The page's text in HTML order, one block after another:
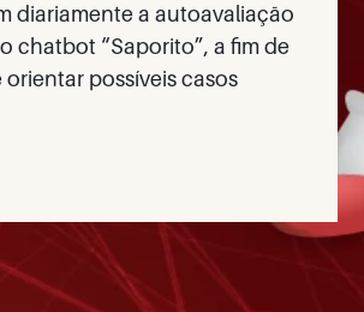
diariamente a autoavaliação
chatbot “Saporito”, a fim de
possíveis casos